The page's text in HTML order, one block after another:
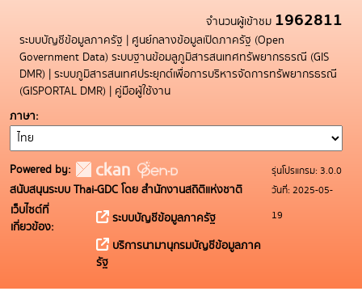
จำนวนผู้เข้าชม 1962811
ระบบบัญชีข้อมูลภาครัฐ | ศูนย์กลางข้อมูลเปิดภาครัฐ (Open
Government Data) ระบบฐานข้อมลูภูมิสารสนเทศทรัพยากรธรณี (GIS
DMR) | ระบบภูมิสารสนเทศประยุกต์เพื่อการบริหารจัดการทรัพยากรธรณี
(GISPORTAL DMR) | คู่มือผู้ใช้งาน
ภาษา
Powered by:
สนับสนุนระบบ Thai-GDC โดย สำนักงานสถิติแห่งชาติ
เว็บไซต์ที่
เกี่ยวข้อง:
ระบบบัญชีข้อมูลภาครัฐ
บริการนามานุกรมบัญชีข้อมูลภาค
รัฐ
รุ่นโปรแกรม: 3.0.0
วันที่: 2025-05-
19